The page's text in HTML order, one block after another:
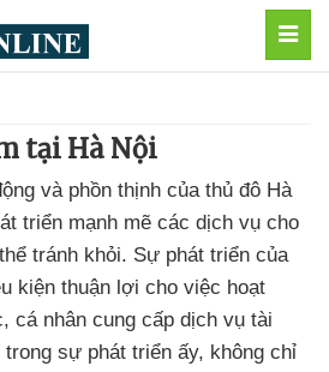
tại Hà Nội
và phồn thịnh của thủ đô Hà
triển mạnh mẽ các dịch vụ cho
tránh khỏi. Sự phát triển của
kiện thuận lợi cho việc hoạt
cá nhân cung cấp dịch vụ tài
sự phát triển ấy, không chỉ